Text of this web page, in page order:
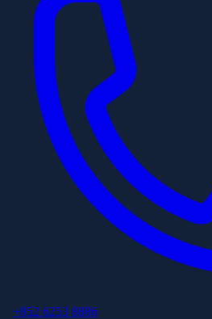
+852 6253 8886